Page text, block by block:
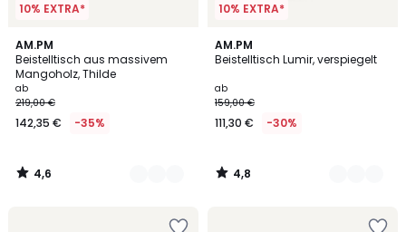
10% EXTRA*
AM.PM
Beistelltisch aus massivem
Mangoholz, Thilde
ab
219,00 €
142,35 € -35%
4,6
/ 5
3
Farben
4,6
/
10% EXTRA*
AM.PM
Beistelltisch Lumir, verspiegelt
ab
159,00 €
111,30 € -30%
4,8
/ 5
2
Farben
4,8
/